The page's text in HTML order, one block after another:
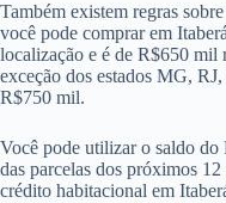
Também existem regras
você pode comprar em
localização e é de R$650 mil
exceção dos estados MG,
R$750 mil.
Você pode utilizar o saldo do
das parcelas dos próximos
crédito habitacional em